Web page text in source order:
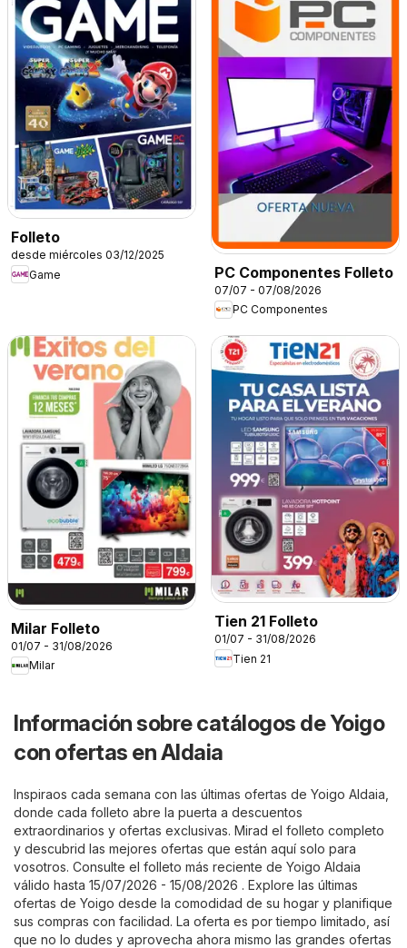
Folleto
desde miércoles 03/12/2025
Game
PC Componentes Folleto
07/07 - 07/08/2026
PC Componentes
Milar Folleto
01/07 - 31/08/2026
Milar
Tien 21 Folleto
01/07 - 31/08/2026
Tien 21
Información sobre catálogos de Yoigo
con ofertas en Aldaia
Inspiraos cada semana con las últimas ofertas de Yoigo Aldaia,
donde cada folleto abre la puerta a descuentos
extraordinarios y ofertas exclusivas. Mirad el folleto completo
y descubrid las mejores ofertas que están aquí solo para
vosotros. Consulte el folleto más reciente de Yoigo Aldaia
válido hasta 15/07/2026 - 15/08/2026 . Explore las últimas
ofertas de Yoigo desde la comodidad de su hogar y planifique
sus compras con facilidad. La oferta es por tiempo limitado, así
que no lo dudes y aprovecha ahora mismo las grandes ofertas